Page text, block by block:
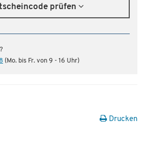
prüfen
(Mo. bis Fr. von 9 - 16 Uhr)
Drucken